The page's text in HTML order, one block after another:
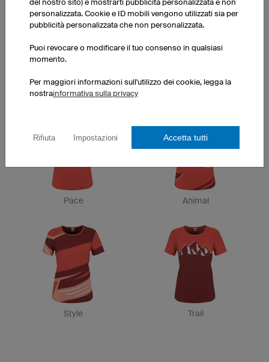
Final Pure
Pace Animal
Style Trail
del nostro sito) e mostrarti pubblicità personalizzata e non
personalizzata. Cookie e ID mobili vengono utilizzati sia per
pubblicità personalizzata che non personalizzata.
Puoi revocare o modificare il tuo consenso in qualsiasi
momento.
Per maggiori informazioni sull'utilizzo dei cookie, legga la
nostrainformativa sulla privacy
Rifiuta Impostazioni Accetta tutti